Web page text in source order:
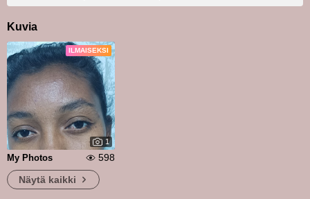
Kuvia
ILMAISEKSI
1
My Photos
598
Näytä kaikki